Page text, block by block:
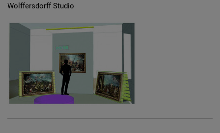
Wolffersdorff Studio